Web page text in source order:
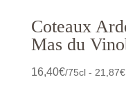
Coteaux
Mas du
16,40€/75cl -